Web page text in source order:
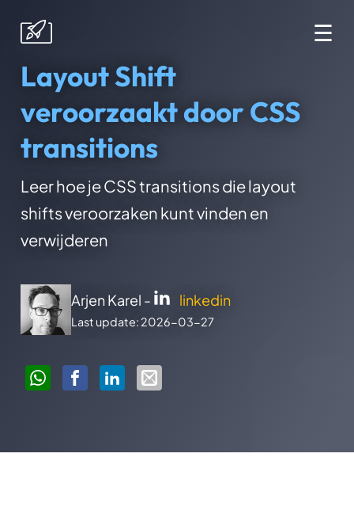
☰
Layout Shift
veroorzaakt door CSS
transitions
Leer hoe je CSS transitions die layout
shifts veroorzaken kunt vinden en
verwijderen
Arjen Karel - linkedin
Last update: 2026-03-27